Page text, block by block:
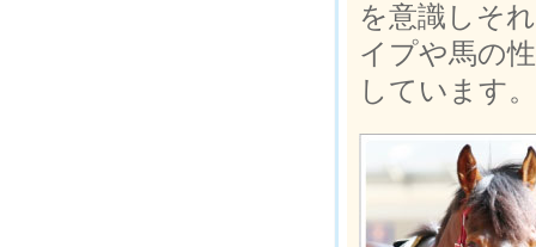
を意識しそ
イプや馬の
しています。